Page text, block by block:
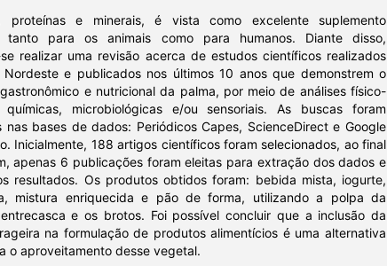
proteínas e minerais, é vista como excelente suplemento
tanto para os animais como para humanos. Diante disso,
realizar uma revisão acerca de estudos científicos realizados
Nordeste e publicados nos últimos 10 anos que demonstrem o
e nutricional da palma, por meio de análises físico-
químicas, microbiológicas e/ou sensoriais. As buscas foram
nas bases de dados: Periódicos Capes, ScienceDirect e Google
Inicialmente, 188 artigos científicos foram selecionados, ao final
apenas 6 publicações foram eleitas para extração dos dados e
resultados. Os produtos obtidos foram: bebida mista, iogurte,
mistura enriquecida e pão de forma, utilizando a polpa da
e os brotos. Foi possível concluir que a inclusão da
na formulação de produtos alimentícios é uma alternativa
o aproveitamento desse vegetal.